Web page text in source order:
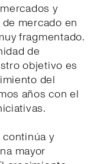
y
mercado en
fragmentado.
de
objetivo es
del
años con el
y
mayor